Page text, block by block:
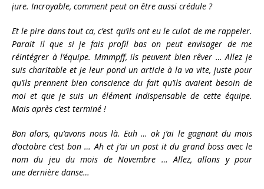
jure. Incroyable, comment peut on être aussi crédule ?
Et le pire dans tout ca, c’est qu’ils ont eu le culot de me rappeler.
Parait il que si je fais profil bas on peut envisager de me
réintégrer à l’équipe. Mmmpff, ils peuvent bien rêver … Allez je
suis charitable et je leur pond un article à la va vite, juste pour
qu’ils prennent bien conscience du fait qu’ils avaient besoin de
moi et que je suis un élément indispensable de cette équipe.
Mais après c’est terminé !
Bon alors, qu’avons nous là. Euh … ok j’ai le gagnant du mois
d’octobre c’est bon … Ah et j’ai un post it du grand boss avec le
nom du jeu du mois de Novembre … Allez, allons y pour
une dernière danse…